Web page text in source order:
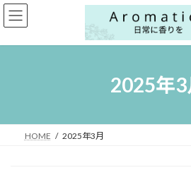
コ
ン
ン
ナ
ビ
ー
2025年3
HOME 2025年3月